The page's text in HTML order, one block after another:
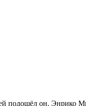
подошёл он. Энрико